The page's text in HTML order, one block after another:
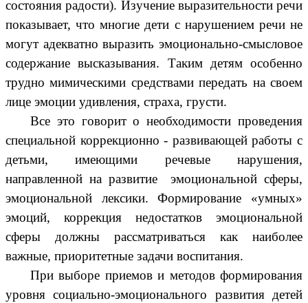
состояния радости). Изучение выразительности речи
показывает, что многие дети с нарушением речи не
могут адекватно выразить эмоционально-смысловое
содержание высказывания. Таким детям особенно
трудно мимическими средствами передать на своем
лице эмоции удивления, страха, грусти.
Все это говорит о необходимости проведения
специальной коррекционно - развивающей работы с
детьми, имеющими речевые нарушения,
направленной на развитие эмоциональной сферы,
эмоциональной лексики. Формирование «умных»
эмоций, коррекция недостатков эмоциональной
сферы должны рассматриваться как наиболее
важные, приоритетные задачи воспитания.
При выборе приемов и методов формирования
уровня социально-эмоционального развития детей